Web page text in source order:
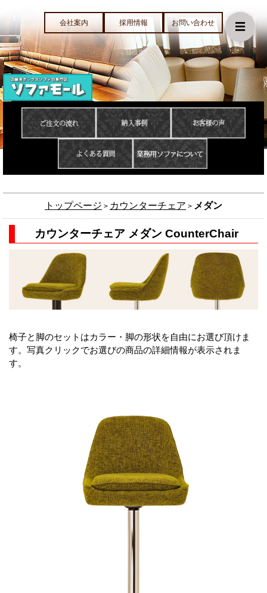
会社案内 採用情報 お問い合わせ
トップページ > カウンターチェア > メダン
カウンターチェア メダン CounterChair
椅子と脚のセットはカラー・脚の形状を自由にお選び頂けま
す。写真クリックでお選びの商品の詳細情報が表示されま
す。
☰